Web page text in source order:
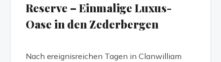
Reserve – Einmalige Luxus-
Oase in den Zederbergen
Nach ereignisreichen Tagen in Clanwilliam